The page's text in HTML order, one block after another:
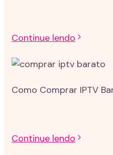
Continue lendo
Como Comprar IPTV
Continue lendo